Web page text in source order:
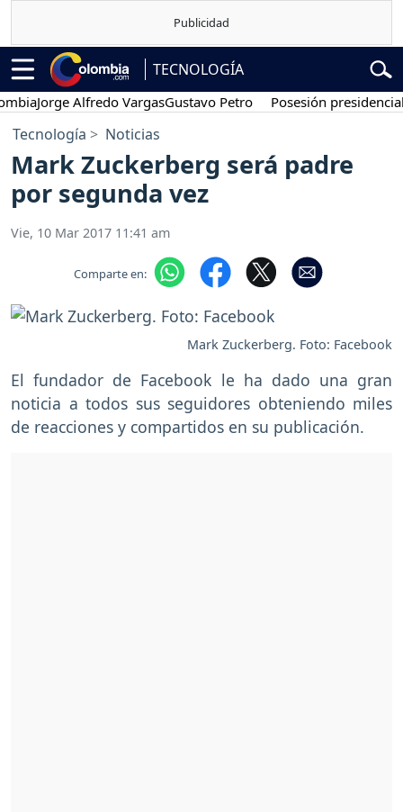
TECNOLOGÍA
Jorge Alfredo VargasGustavo Petro Posesión presidencial
Tecnología Noticias
Mark Zuckerberg será padre
por segunda vez
Vie, 10 Mar 2017 11:41 am
Comparte en:
Mark Zuckerberg. Foto: Facebook
El fundador de Facebook le ha dado una gran
noticia a todos sus seguidores obteniendo miles
de reacciones y compartidos en su publicación.